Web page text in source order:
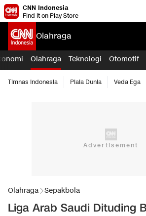
CNN Indonesia
Find it on Play Store
Olahraga
Olahraga Teknologi Otomotif
Timnas Indonesia Piala Dunia Veda Ega
Olahraga Sepakbola
Liga Arab Saudi Dituding